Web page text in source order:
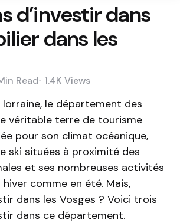
d’investir dans
dans les
Read 1.4K Views
lorraine, le département des
véritable terre de tourisme
pour son climat océanique,
ski situées à proximité des
et ses nombreuses activités
comme en été. Mais,
dans les Vosges ? Voici trois
dans ce département.